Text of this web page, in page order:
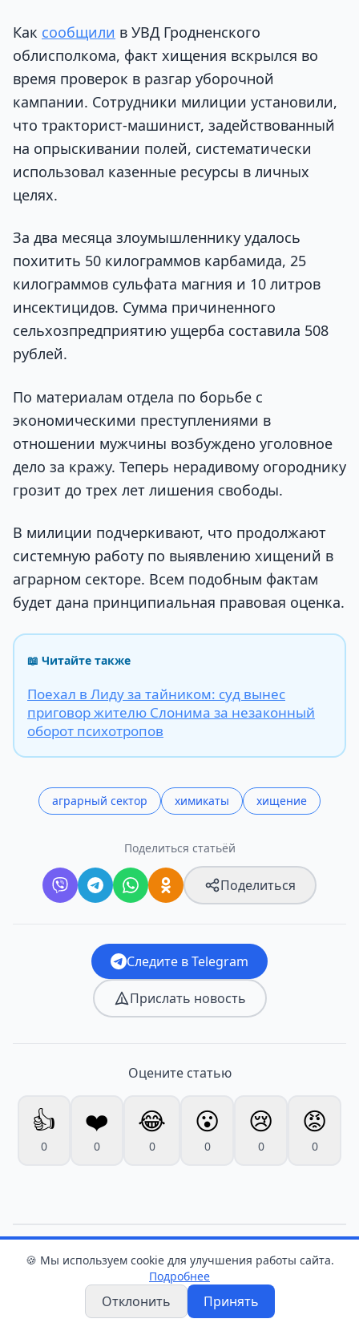
Как сообщили в УВД Гродненского
облисполкома, факт хищения вскрылся во
время проверок в разгар уборочной
кампании. Сотрудники милиции установили,
что тракторист-машинист, задействованный
на опрыскивании полей, систематически
использовал казенные ресурсы в личных
целях.
За два месяца злоумышленнику удалось
похитить 50 килограммов карбамида, 25
килограммов сульфата магния и 10 литров
инсектицидов. Сумма причиненного
сельхозпредприятию ущерба составила 508
рублей.
По материалам отдела по борьбе с
экономическими преступлениями в
отношении мужчины возбуждено уголовное
дело за кражу. Теперь нерадивому огороднику
грозит до трех лет лишения свободы.
В милиции подчеркивают, что продолжают
системную работу по выявлению хищений в
аграрном секторе. Всем подобным фактам
будет дана принципиальная правовая оценка.
📖 Читайте также
Поехал в Лиду за тайником: суд вынес
приговор жителю Слонима за незаконный
оборот психотропов
аграрный сектор химикаты хищение
Поделиться статьёй
Поделиться
Следите в Telegram
Прислать новость
Оцените статью
👍
0
❤️
0
😂
0
😮
0
😢
0
😡
0
+40,3°С: Беларусь
🍪 Мы используем cookie для улучшения работы сайта.
Подробнее
Отклонить Принять